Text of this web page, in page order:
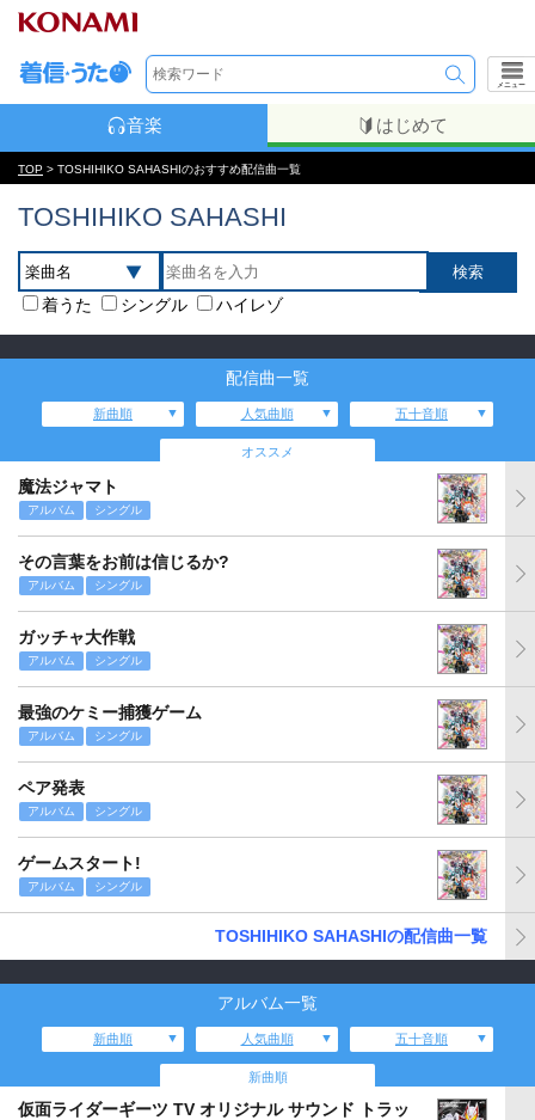
メニュー
音楽 はじめて
TOP > TOSHIHIKO SAHASHIのおすすめ配信曲一覧
TOSHIHIKO SAHASHI
着うた シングル ハイレゾ
配信曲一覧
新曲順 人気曲順 五十音順
オススメ
魔法ジャマト
アルバム シングル
その言葉をお前は信じるか?
アルバム シングル
ガッチャ大作戦
アルバム シングル
最強のケミー捕獲ゲーム
アルバム シングル
ペア発表
アルバム シングル
ゲームスタート!
アルバム シングル
TOSHIHIKO SAHASHIの配信曲一覧
アルバム一覧
新曲順 人気曲順 五十音順
新曲順
仮面ライダーギーツ TV オリジナル サウンド トラッ